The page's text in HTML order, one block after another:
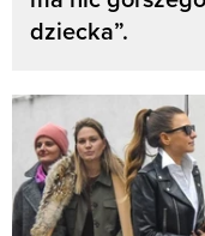
dziecka”.